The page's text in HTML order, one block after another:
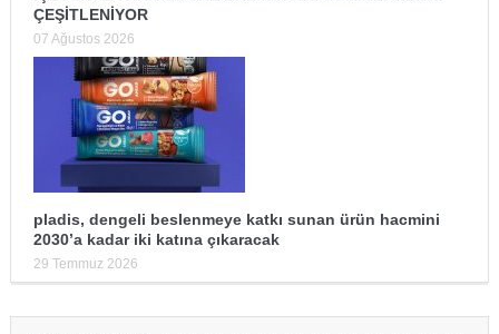
ÇEŞİTLENİYOR
07 Ağustos 2026
pladis, dengeli beslenmeye katkı sunan ürün hacmini
2030’a kadar iki katına çıkaracak
29 Temmuz 2026